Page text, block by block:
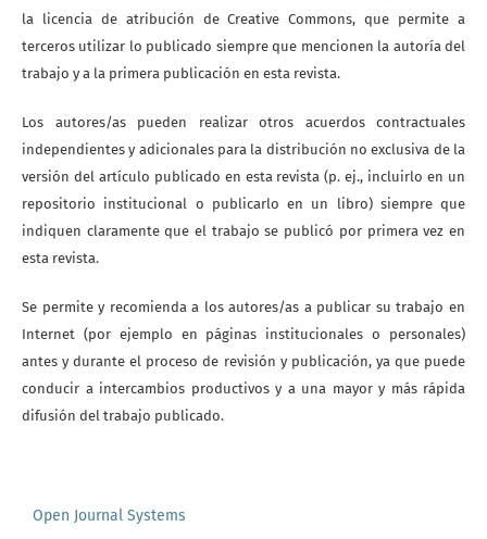
la licencia de atribución de Creative Commons, que permite a
terceros utilizar lo publicado siempre que mencionen la autoría del
trabajo y a la primera publicación en esta revista.
Los autores/as pueden realizar otros acuerdos contractuales
independientes y adicionales para la distribución no exclusiva de la
versión del artículo publicado en esta revista (p. ej., incluirlo en un
repositorio institucional o publicarlo en un libro) siempre que
indiquen claramente que el trabajo se publicó por primera vez en
esta revista.
Se permite y recomienda a los autores/as a publicar su trabajo en
Internet (por ejemplo en páginas institucionales o personales)
antes y durante el proceso de revisión y publicación, ya que puede
conducir a intercambios productivos y a una mayor y más rápida
difusión del trabajo publicado.
Open Journal Systems